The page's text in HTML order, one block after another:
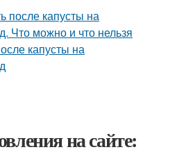
на сайте: